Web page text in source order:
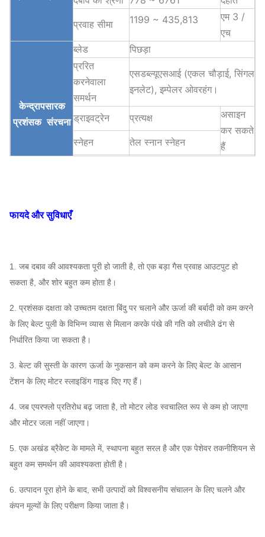
प्रवाह सीमा 1199 ~ 435,813
एम 3 /
एच
केन्द्रापसारक
प्रशंसक संरचना
ब्लेड
पिछड़ा
प्ररित
करनेवाला
समर्थन
एसडब्ल्यूएसआई (एकल चौड़ाई, सिंगल
इनलेट), इम्पेलर ओवरहंग।
ड्राइवट्रेन प्रत्यक्ष
असाइन
कर सकते
हैं
स्नेहन तेल स्नान स्नेहन
केन्द्रापसारक
प्रशंसक
प्रणाली
असाइन
करनेवाला
SS304, SS316,
प्रवेश शंकु,
एयर इनलेट
Q235, Q345,
मुख्य शाफ्ट
45 # स्टील (उच्च शक्ति
कार्बन संरचनात्मक स्टील),
सहनशीलता
FAG, SKF, NSK,
केन्द्रापसारक
सिस्टम बेस फ्रेम, सुरक्षात्मक स्क्रीनिंग,साइलेंसर,
इनलेट और आउटलेट पाइपलाइन कम्पेसाटर,
फायदे और सुविधाएँ
1. जब दबाव की आवश्यकता पूरी हो जाती है, तो एक बड़ा गैस प्रवाह आउटपुट हो
सकता है, और शोर बहुत कम होता है।
2. प्रशंसक दक्षता को उच्चतम दक्षता बिंदु पर चलाने और ऊर्जा की बर्बादी को कम करने
के लिए बेल्ट पुली के विभिन्न व्यास से मिलान करके पंखे की गति को लचीले ढंग से
निर्धारित किया जा सकता है।
3. बेल्ट की सुस्ती के कारण ऊर्जा के नुकसान को कम करने के लिए बेल्ट के आसान
टेंशन के लिए मोटर स्लाइडिंग गाइड दिए गए हैं।
4. जब एयरफ्लो प्रतिरोध बढ़ जाता है, तो मोटर लोड स्वचालित रूप से कम हो जाएगा
और मोटर जला नहीं जाएगा।
5. एक अखंड ब्रैकेट के मामले में, स्थापना बहुत सरल है और एक पेशेवर तकनीशियन से
बहुत कम समर्थन की आवश्यकता होती है।
6. उत्पादन पूरा होने के बाद, सभी उत्पादों को विश्वसनीय संचालन के लिए चलने और
कंपन मूल्यों के लिए परीक्षण किया जाता है।